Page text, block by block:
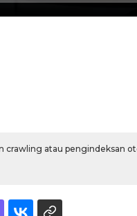
atau pengindeksan